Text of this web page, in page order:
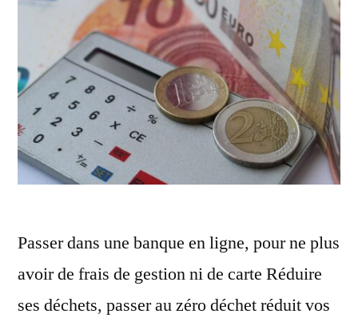
Passer dans une banque en ligne, pour ne plus
avoir de frais de gestion ni de carte Réduire
ses déchets, passer au zéro déchet réduit vos